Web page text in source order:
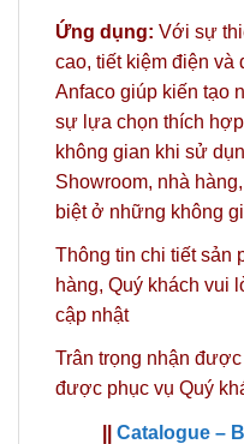
Ứng dụng: Với sự
cao, tiết kiệm điện và
Anfaco giúp kiến tạo
sự lựa chọn thích
không gian khi sử
Showroom, nhà
biệt ở những không
Thông tin chi tiết sản
hàng, Quý khách vui
cập nhật
Trân trọng nhận
được phục vụ Quý
Catalogue –